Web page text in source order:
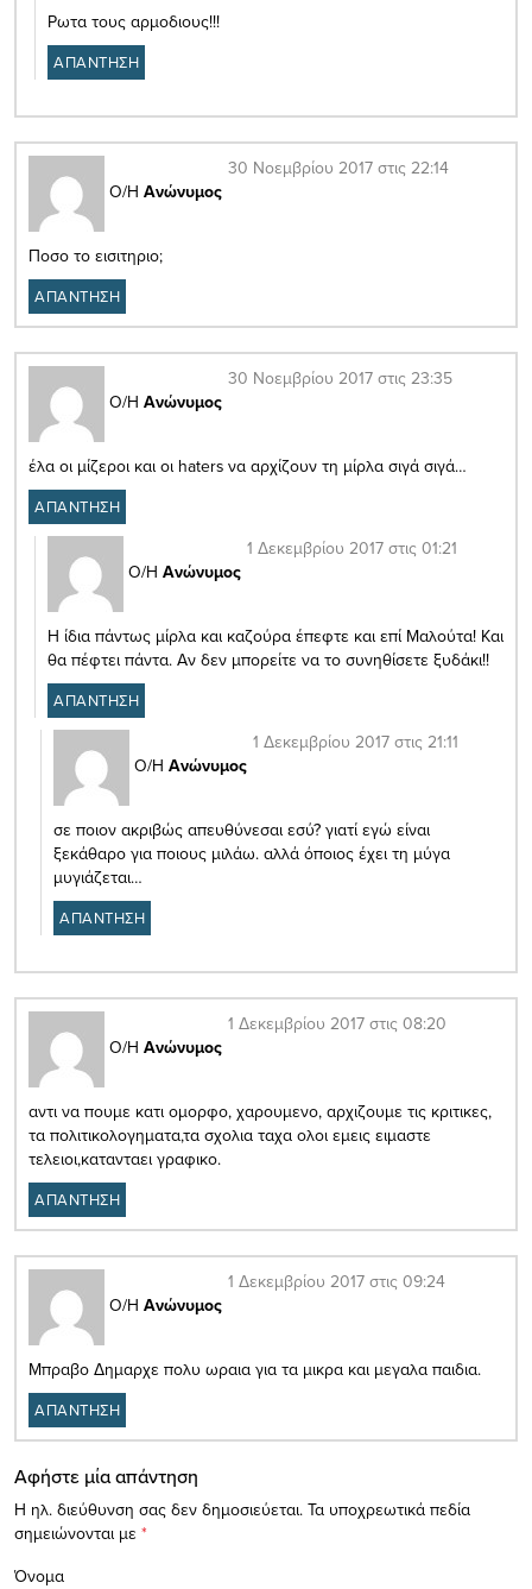
Ρωτα τους αρμοδιους!!!
ΑΠΑΝΤΗΣΗ
Ο/Η Ανώνυμος
30 Νοεμβρίου 2017 στις 22:14
Ποσο το εισιτηριο;
ΑΠΑΝΤΗΣΗ
Ο/Η Ανώνυμος
30 Νοεμβρίου 2017 στις 23:35
έλα οι μίζεροι και οι haters να αρχίζουν τη μίρλα σιγά σιγά…
ΑΠΑΝΤΗΣΗ
Ο/Η Ανώνυμος
1 Δεκεμβρίου 2017 στις 01:21
Η ίδια πάντως μίρλα και καζούρα έπεφτε και επί Μαλούτα! Και
θα πέφτει πάντα. Αν δεν μπορείτε να το συνηθίσετε ξυδάκι!!
ΑΠΑΝΤΗΣΗ
Ο/Η Ανώνυμος
1 Δεκεμβρίου 2017 στις 21:11
σε ποιον ακριβώς απευθύνεσαι εσύ? γιατί εγώ είναι
ξεκάθαρο για ποιους μιλάω. αλλά όποιος έχει τη μύγα
μυγιάζεται…
ΑΠΑΝΤΗΣΗ
Ο/Η Ανώνυμος
1 Δεκεμβρίου 2017 στις 08:20
αντι να πουμε κατι ομορφο, χαρουμενο, αρχιζουμε τις κριτικες,
τα πολιτικολογηματα,τα σχολια ταχα ολοι εμεις ειμαστε
τελειοι,κατανταει γραφικο.
ΑΠΑΝΤΗΣΗ
Ο/Η Ανώνυμος
1 Δεκεμβρίου 2017 στις 09:24
Μπραβο Δημαρχε πολυ ωραια για τα μικρα και μεγαλα παιδια.
ΑΠΑΝΤΗΣΗ
Αφήστε μία απάντηση
Η ηλ. διεύθυνση σας δεν δημοσιεύεται. Τα υποχρεωτικά πεδία
σημειώνονται με *
Όνομα